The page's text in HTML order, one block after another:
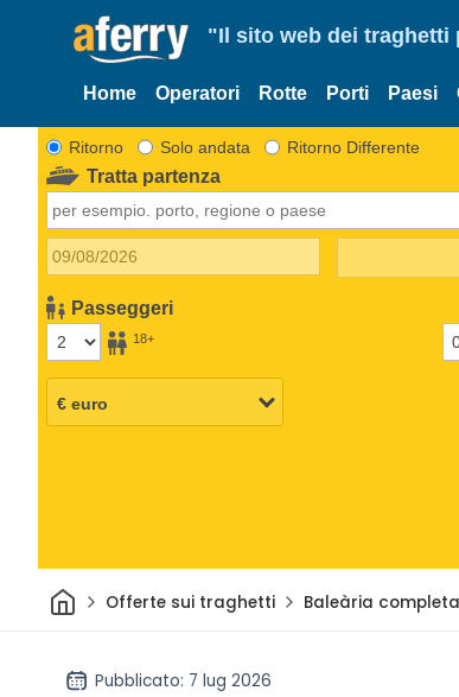
"Il sito web dei traghetti
Home Operatori Rotte Porti Paesi
Ritorno Solo andata Ritorno Differente
Tratta partenza
Passeggeri
18+
CasaOfferte sui traghetti Baleària
Pubblicato: 7 lug 2026